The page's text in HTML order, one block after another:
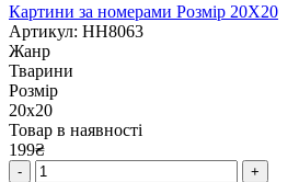
Картини за номерами Розмір 20Х20
Артикул: HH8063
Жанр
Тварини
Розмір
20х20
Товар в наявності
199₴
- +